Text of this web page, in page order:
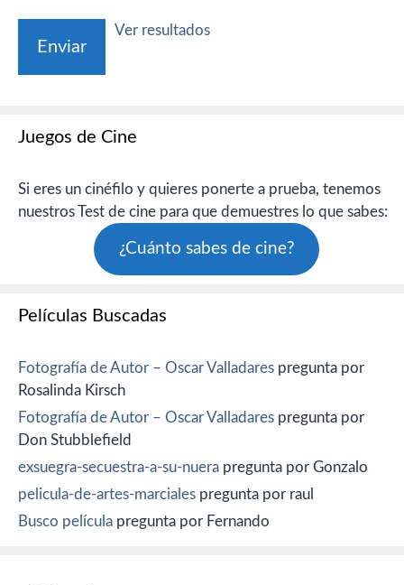
Ver resultados
Juegos de Cine
Si eres un cinéfilo y quieres ponerte a prueba, tenemos
nuestros Test de cine para que demuestres lo que sabes:
¿Cuánto sabes de cine?
Películas Buscadas
Fotografía de Autor – Oscar Valladares pregunta por
Rosalinda Kirsch
Fotografía de Autor – Oscar Valladares pregunta por
Don Stubblefield
exsuegra-secuestra-a-su-nuera pregunta por Gonzalo
pelicula-de-artes-marciales pregunta por raul
Busco película pregunta por Fernando